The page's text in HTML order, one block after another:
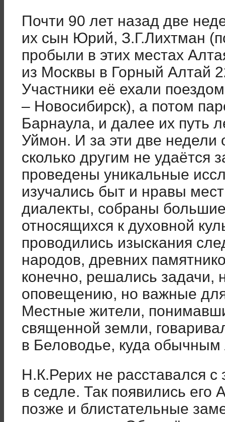
Почти 90 лет назад две
их сын Юрий, З.Г.Лихтман
пробыли в этих местах
из Москвы в Горный Алтай
Участники её ехали
– Новосибирск), а потом
Барнаула, и далее их путь
Уймон. И за эти две недели
сколько другим не удаётся
проведены уникальные
изучались быт и нравы
диалекты, собраны
относящихся к духовной
проводились изыскания
народов, древних
конечно, решались
оповещению, но важные
Местные жители,
священной земли,
в Беловодье, куда
Н.К.Рерих не расставался
в седле. Так появились его
позже и блистательные